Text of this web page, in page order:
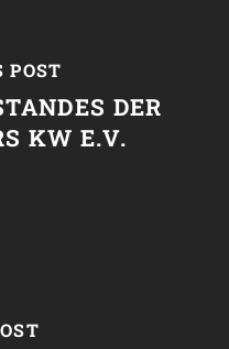
POST
DER
KW E.V.